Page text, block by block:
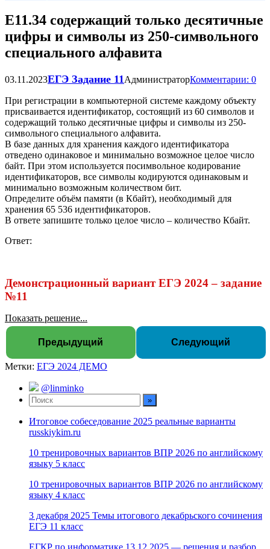
Е11.34 содержащий только десятичные
цифры и символы из 250-символьного
специального алфавита
03.11.2023ЕГЭ Задание 11 АдминистраторКомментарии: 0
При регистрации в компьютерной системе каждому объекту
присваивается идентификатор, состоящий из 60 символов и
содержащий только десятичные цифры и символы из 250-
символьного специального алфавита.
В базе данных для хранения каждого идентификатора
отведено одинаковое и минимально возможное целое число
байт. При этом используется посимвольное кодирование
идентификаторов, все символы кодируются одинаковым и
минимально возможным количеством бит.
Определите объём памяти (в Кбайт), необходимый для
хранения 65 536 идентификаторов.
В ответе запишите только целое число – количество Кбайт.
Ответ:
Демонстрационный вариант ЕГЭ 2024 – задание
№11
Показать решение...
Предыдущий Следующий
Метки: ЕГЭ 2024 ДЕМО
@linminko
Итоговое собеседование 2025 реальные варианты
russkiykim.ru
10 тренировочных вариантов ВПР 2026 по английскому
языку 5 класс
10 тренировочных вариантов ВПР 2026 по английскому
языку 4 класс
3 декабря 2025 Темы итогового декабрьского сочинения
ЕГЭ 11 класс
ЕГКР по информатике 13.12.2025 — решения и разбор